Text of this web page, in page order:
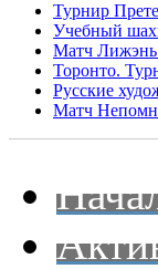
Турнир
Учебный
Матч Лижэнь
Торонто.
Русские
Матч